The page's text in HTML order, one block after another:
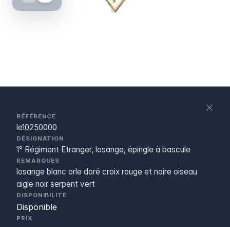
RÉFÉRENCE
le10250000
DÉSIGNATION
1° Régiment Etranger, losange, épingle à bascule
REMARQUES
losange blanc orle doré croix rouge et noire oiseau
aigle noir serpent vert
DISPONIBILITÉ
Disponible
PRIX